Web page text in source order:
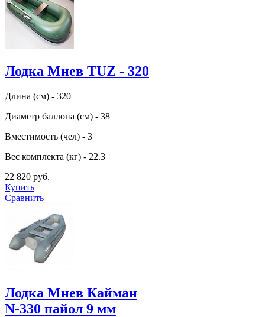
Лодка Мнев TUZ - 320
Длина (см) - 320
Диаметр баллона (см) - 38
Вместимость (чел) - 3
Вес комплекта (кг) - 22.3
22 820 руб.
Купить
Сравнить
Лодка Мнев Кайман
N-330 пайол 9 мм